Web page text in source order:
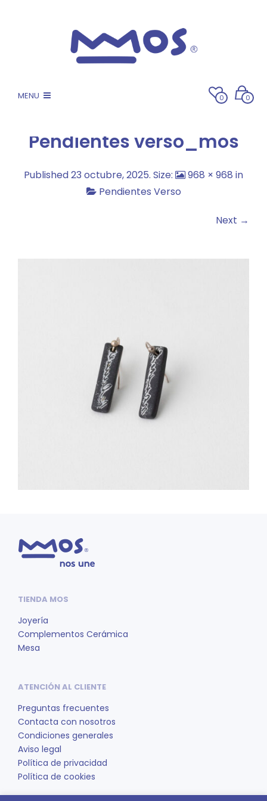
MENU 0 0
Pendientes verso_mos
Published23 octubre, 2025. Size: 968 × 968 in
Pendientes Verso
Next →
TIENDA MOS
Joyería
Complementos Cerámica
Mesa
ATENCIÓN AL CLIENTE
Preguntas frecuentes
Contacta con nosotros
Condiciones generales
Aviso legal
Política de privacidad
Política de cookies